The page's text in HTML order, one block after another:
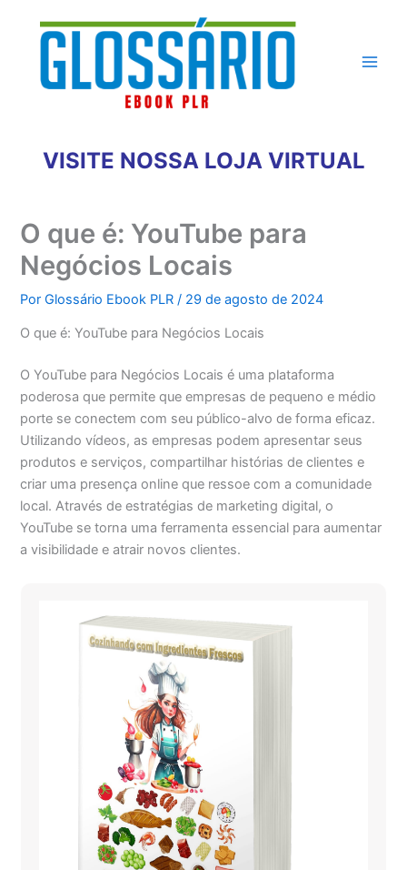
conteúdo
VISITE NOSSA LOJA VIRTUAL
O que é: YouTube para
Negócios Locais
PorGlossário Ebook PLR/ 29 de agosto de 2024
O que é: YouTube para Negócios Locais
O YouTube para Negócios Locais é uma plataforma
poderosa que permite que empresas de pequeno e médio
porte se conectem com seu público-alvo de forma eficaz.
Utilizando vídeos, as empresas podem apresentar seus
produtos e serviços, compartilhar histórias de clientes e
criar uma presença online que ressoe com a comunidade
local. Através de estratégias de marketing digital, o
YouTube se torna uma ferramenta essencial para aumentar
a visibilidade e atrair novos clientes.